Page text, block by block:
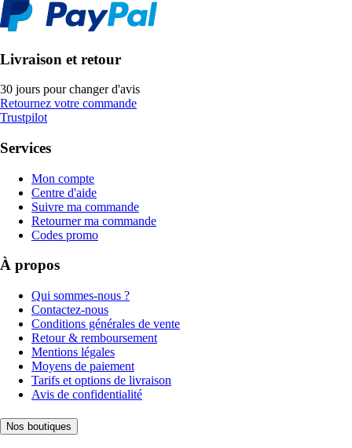
Livraison et retour
30 jours pour changer d'avis
Retournez votre commande
Trustpilot
Services
Mon compte
Centre d'aide
Suivre ma commande
Retourner ma commande
Codes promo
À propos
Qui sommes-nous ?
Contactez-nous
Conditions générales de vente
Retour & remboursement
Mentions légales
Moyens de paiement
Tarifs et options de livraison
Avis de confidentialité
Nos boutiques